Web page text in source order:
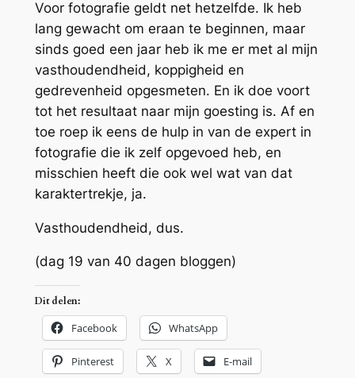
Voor fotografie geldt net hetzelfde. Ik heb
lang gewacht om eraan te beginnen, maar
sinds goed een jaar heb ik me er met al mijn
vasthoudendheid, koppigheid en
gedrevenheid opgesmeten. En ik doe voort
tot het resultaat naar mijn goesting is. Af en
toe roep ik eens de hulp in van de expert in
fotografie die ik zelf opgevoed heb, en
misschien heeft die ook wel wat van dat
karaktertrekje, ja.
Vasthoudendheid, dus.
(dag 19 van 40 dagen bloggen)
Dit delen:
Facebook WhatsApp
Pinterest X E-mail